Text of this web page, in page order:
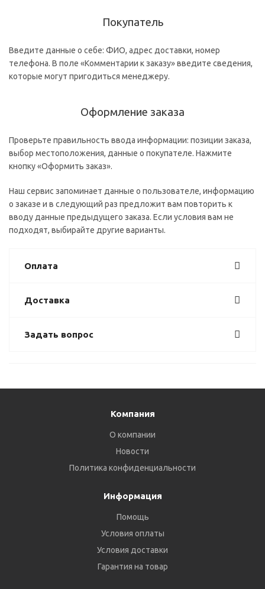
Покупатель
Введите данные о себе: ФИО, адрес доставки, номер
телефона. В поле «Комментарии к заказу» введите сведения,
которые могут пригодиться менеджеру.
Оформление заказа
Проверьте правильность ввода информации: позиции заказа,
выбор местоположения, данные о покупателе. Нажмите
кнопку «Оформить заказ».
Наш сервис запоминает данные о пользователе, информацию
о заказе и в следующий раз предложит вам повторить к
вводу данные предыдущего заказа. Если условия вам не
подходят, выбирайте другие варианты.
Оплата
Доставка
Задать вопрос
Компания
О компании
Новости
Политика конфиденциальности
Информация
Помощь
Условия оплаты
Условия доставки
Гарантия на товар